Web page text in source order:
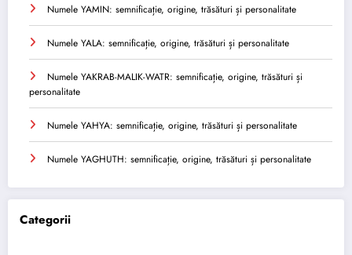
Numele YAMIN: semnificație, origine, trăsături și personalitate
Numele YALA: semnificație, origine, trăsături și personalitate
Numele YAKRAB-MALIK-WATR: semnificație, origine, trăsături și
personalitate
Numele YAHYA: semnificație, origine, trăsături și personalitate
Numele YAGHUTH: semnificație, origine, trăsături și personalitate
Categorii